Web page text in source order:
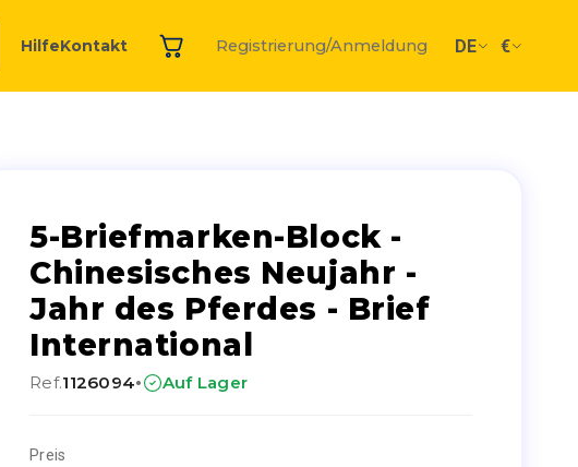
HilfeKontakt Registrierung/Anmeldung DE €
5-Briefmarken-Block -
Chinesisches Neujahr -
Jahr des Pferdes - Brief
International
Ref.1126094· Auf Lager
Preis